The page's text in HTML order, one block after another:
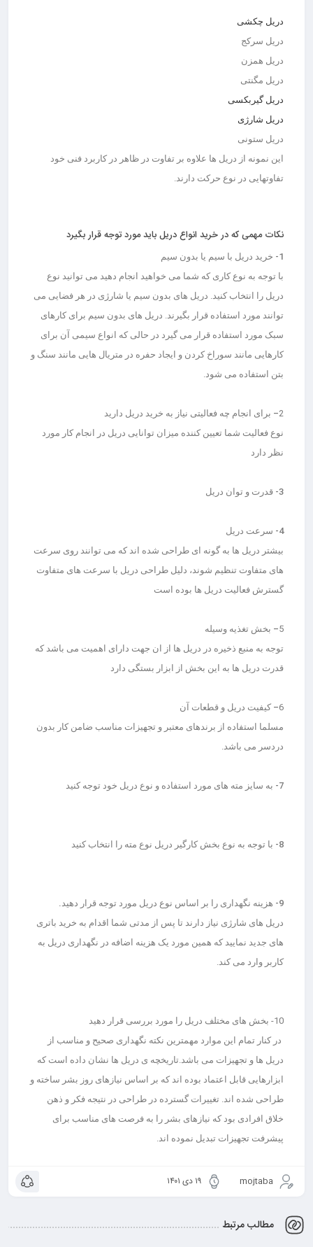
دریل چکشی
دریل سرکج
دریل همزن
دریل مگنتی
دریل گیربکسی
دریل شارژی
دریل ستونی
این نمونه از دریل ها علاوه بر تفاوت در ظاهر در کاربرد فنی خود
تفاوتهایی در نوع حرکت دارند.
نکات مهمی که در خرید انواع دریل باید مورد توجه قرار بگیرد
1- خرید دریل با سیم یا بدون سیم
با توجه به نوع کاری که شما می خواهید انجام دهید می توانید نوع
دریل را انتخاب کنید. دریل های بدون سیم یا شارژی در هر فضایی می
توانند مورد استفاده قرار بگیرند. دریل های بدون سیم برای کارهای
سبک مورد استفاده قرار می گیرد در حالی که انواع سیمی آن برای
کارهایی مانند سوراخ کردن و ایجاد حفره در متریال هایی مانند سنگ و
بتن استفاده می شود.
2– برای انجام چه فعالیتی نیاز به خرید دریل دارید
نوع فعالیت شما تعیین کننده میزان توانایی دریل در انجام کار مورد
نظر دارد
3- قدرت و توان دریل
4- سرعت دریل
بیشتر دریل ها به گونه ای طراحی شده اند که می توانند روی سرعت
های متفاوت تنظیم شوند، دلیل طراحی دریل با سرعت های متفاوت
گسترش فعالیت دریل ها بوده است
5– بخش تغذیه وسیله
توجه به منبع ذخیره در دریل ها از ان جهت دارای اهمیت می باشد که
قدرت دریل ها به این بخش از ابزار بستگی دارد
6– کیفیت دریل و قطعات آن
مسلما استفاده از برندهای معتبر و تجهیزات مناسب ضامن کار بدون
دردسر می باشد.
7- به سایز مته های مورد استفاده و نوع دریل خود توجه کنید
8- با توجه به نوع بخش کارگیر دریل نوع مته را انتخاب کنید
9- هزینه نگهداری را بر اساس نوع دریل مورد توجه قرار دهید.
دریل های شارژی نیاز دارند تا پس از مدتی شما اقدام به خرید باتری
های جدید نمایید که همین مورد یک هزینه اضافه در نگهداری دریل به
کاربر وارد می کند.
10- بخش های مختلف دریل را مورد بررسی قرار دهید
در کنار تمام این موارد مهمترین نکته نگهداری صحیح و مناسب از
دریل ها و تجهیزات می باشد.تاریخچه ی دریل ها نشان داده است که
ابزارهایی قابل اعتماد بوده اند که بر اساس نیازهای روز بشر ساخته و
طراحی شده اند. تغییرات گسترده در طراحی در نتیجه فکر و ذهن
خلاق افرادی بود که نیازهای بشر را به فرصت های مناسب برای
پیشرفت تجهیزات تبدیل نموده اند.
mojtaba ۱۹ دی ۱۴۰۱
مطالب مرتبط